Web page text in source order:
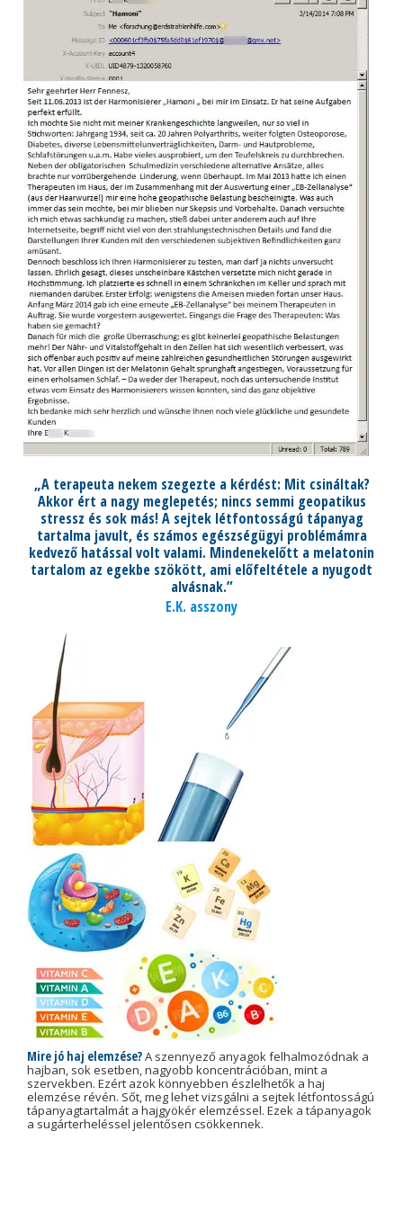
„A terapeuta nekem szegezte a kérdést: Mit csináltak?
Akkor ért a nagy meglepetés; nincs semmi geopatikus
stressz és sok más! A sejtek létfontosságú tápanyag
tartalma javult, és számos egészségügyi problémámra
kedvező hatással volt valami. Mindenekelőtt a melatonin
tartalom az egekbe szökött, ami előfeltétele a nyugodt
alvásnak.”
E.K. asszony
Mire jó haj elemzése?A szennyező anyagok felhalmozódnak a
hajban, sok esetben, nagyobb koncentrációban, mint a
szervekben. Ezért azok könnyebben észlelhetők a haj
elemzése révén. Sőt, meg lehet vizsgálni a sejtek létfontosságú
tápanyagtartalmát a hajgyökér elemzéssel. Ezek a tápanyagok
a sugárterheléssel jelentősen csökkennek.